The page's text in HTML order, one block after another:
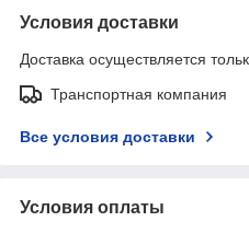
Условия доставки
Доставка осуществляется
Транспортная компания
Все условия доставки
Условия оплаты